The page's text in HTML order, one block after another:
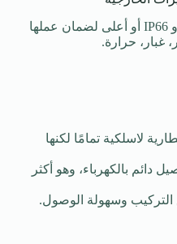
اختر كاميرا تحمل تصنيف IP65 أو IP66 أو أعلى لضمان عملها
غبار، حرارة.
لاسلكية تمامًا لكنها
دائم بالكهرباء، وهو أكثر
وسهولة الوصول.